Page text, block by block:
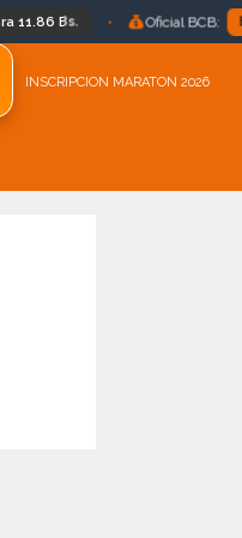
Oficial BCB: Bs 11.86
INSCRIPCION MARATON 2026